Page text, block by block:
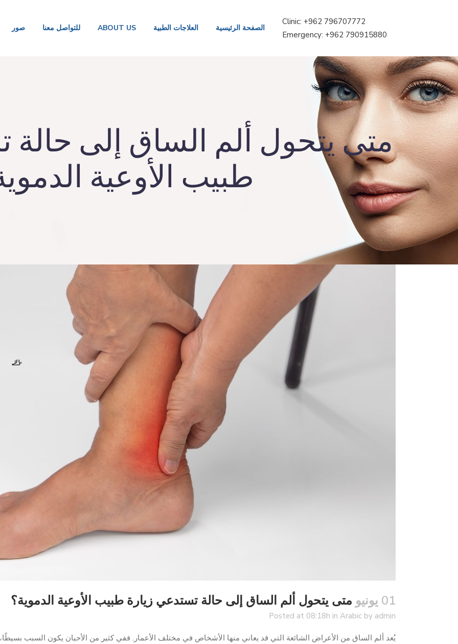
Clinic: +962 796707772
Emergency: +962 790915880
الصفحة الرئيسية العلاجات الطبية ABOUT US للتواصل معنا صور
متى يتحول ألم الساق إلى حالة
طبيب الأوعية
01 يونيو متى يتحول ألم الساق إلى حالة تستدعي زيارة طبيب الأوعية الدموية؟
Posted at 08:18h in Arabic by admin
يُعد ألم الساق من الأعراض الشائعة التي قد يعاني منها الأشخاص في مختلف الأعمار. ففي كثير من الأحيان يكون السبب